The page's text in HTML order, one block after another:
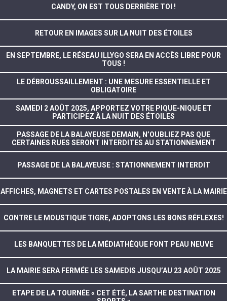
CANDY, ON EST TOUS DERRIÈRE TOI !
RETOUR EN IMAGES SUR LA NUIT DES ÉTOILES
EN SEPTEMBRE, LE RÉSEAU ILLYGO SERA EN ACCÈS LIBRE POUR
TOUS !
LE DÉBROUSSAILLEMENT : UNE MESURE ESSENTIELLE ET
OBLIGATOIRE
SAMEDI 2 AOÛT 2025, APPORTEZ VOTRE PIQUE-NIQUE ET
PARTICIPEZ À LA NUIT DES ÉTOILES
PASSAGE DE LA BALAYEUSE DEMAIN, N’OUBLIEZ PAS QUE
CERTAINES RUES SERONT INTERDITES AU STATIONNEMENT
PASSAGE DE LA BALAYEUSE : STATIONNEMENT INTERDIT
AFFICHES, MAGNETS ET CARTES POSTALES EN VENTE À LA MAIRIE
CONTRE LE MOUSTIQUE TIGRE, ADOPTONS LES BONS RÉFLEXES!
LES BANQUETTES DE LA MÉDIATHÈQUE FONT PEAU NEUVE
LA MAIRIE SERA FERMÉE LES SAMEDIS JUSQU’AU 23 AOÛT 2025
ETAPE DE LA TOURNÉE « CET ÉTÉ, LA SARTHE DESTINATION